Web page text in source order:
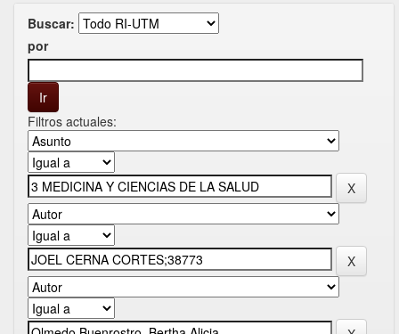
Buscar:
por
Filtros actuales: